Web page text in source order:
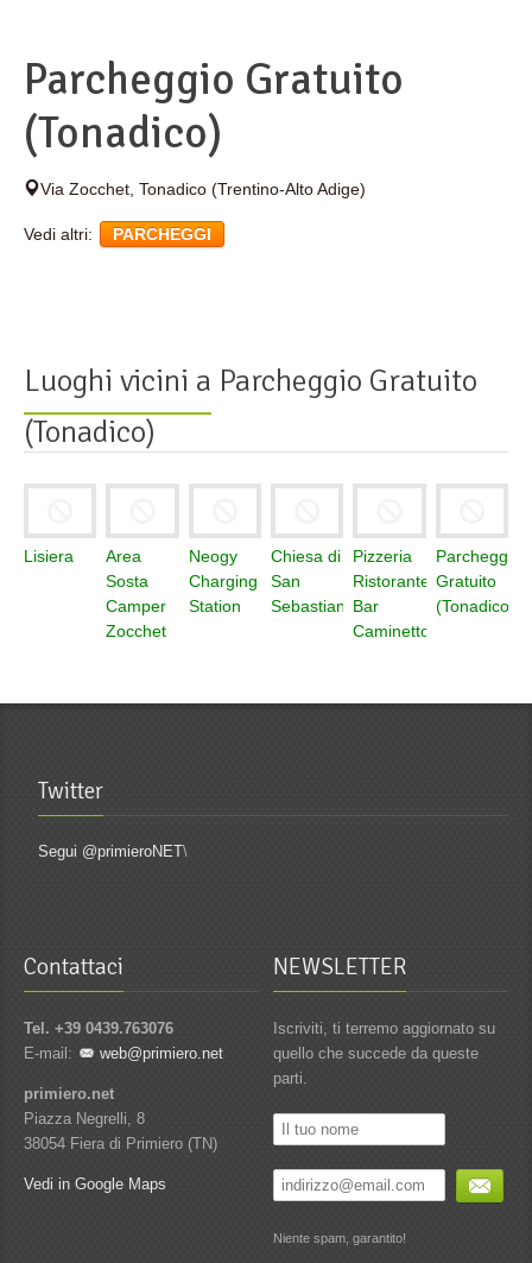
Parcheggio Gratuito
(Tonadico)
Via Zocchet, Tonadico (Trentino-Alto Adige)
Vedi altri: PARCHEGGI
Luoghi vicini a Parcheggio Gratuito
(Tonadico)
Lisiera
Area
Sosta
Camper
Zocchet
Neogy
Charging
Station
Chiesa di
San
Sebastiano
Pizzeria
Ristorante
Bar
Caminetto
Parcheggio
Gratuito
(Tonadico)
Twitter
Segui @primieroNET\
Contattaci
Tel. +39 0439.763076
E-mail:
web@primiero.net
primiero.net
Piazza Negrelli, 8
38054 Fiera di Primiero (TN)
Vedi in Google Maps
NEWSLETTER
Iscriviti, ti terremo aggiornato su
quello che succede da queste
parti.
Niente spam, garantito!